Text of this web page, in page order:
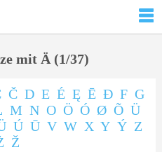
mit Ä (1/37)
Č D E É Ę Ē Ð F G
M N O Ö Ó Ø Õ Ü
Ú Ū V W X Y Ý Z
Ž